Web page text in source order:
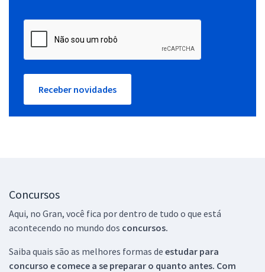
Receber novidades
Concursos
Aqui, no Gran, você fica por dentro de tudo o que está
acontecendo no mundo dos concursos.
Saiba quais são as melhores formas de estudar para
concurso e comece a se preparar o quanto antes. Com